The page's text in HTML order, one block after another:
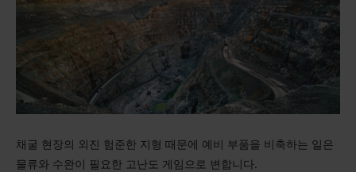
채굴 현장의 외진 험준한 지형 때문에 예비 부품을 비축하는 일은
물류와 수완이 필요한 고난도 게임으로 변합니다.